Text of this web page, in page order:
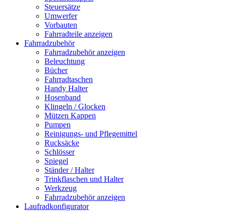
Steuersätze
Umwerfer
Vorbauten
Fahrradteile anzeigen
Fahrradzubehör
Fahrradzubehör anzeigen
Beleuchtung
Bücher
Fahrradtaschen
Handy Halter
Hosenband
Klingeln / Glocken
Mützen Kappen
Pumpen
Reinigungs- und Pflegemittel
Rucksäcke
Schlösser
Spiegel
Ständer / Halter
Trinkflaschen und Halter
Werkzeug
Fahrradzubehör anzeigen
Laufradkonfigurator